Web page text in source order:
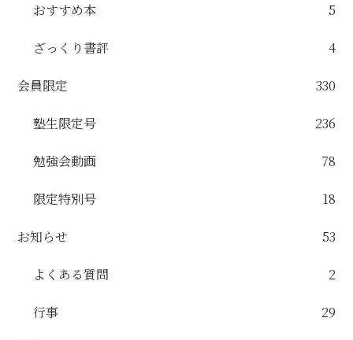
おすすめ本 5
ざっくり書評 4
会員限定 330
塾生限定号 236
勉強会動画 78
限定特別号 18
お知らせ 53
よくある質問 2
行事 29